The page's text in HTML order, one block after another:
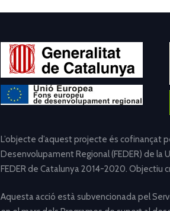
L’objecte d’aquest projecte és cofinançat
Desenvolupament Regional (FEDER) de la
FEDER de Catalunya 2014-2020. Objectiu
Aquesta acció està subvencionada pel